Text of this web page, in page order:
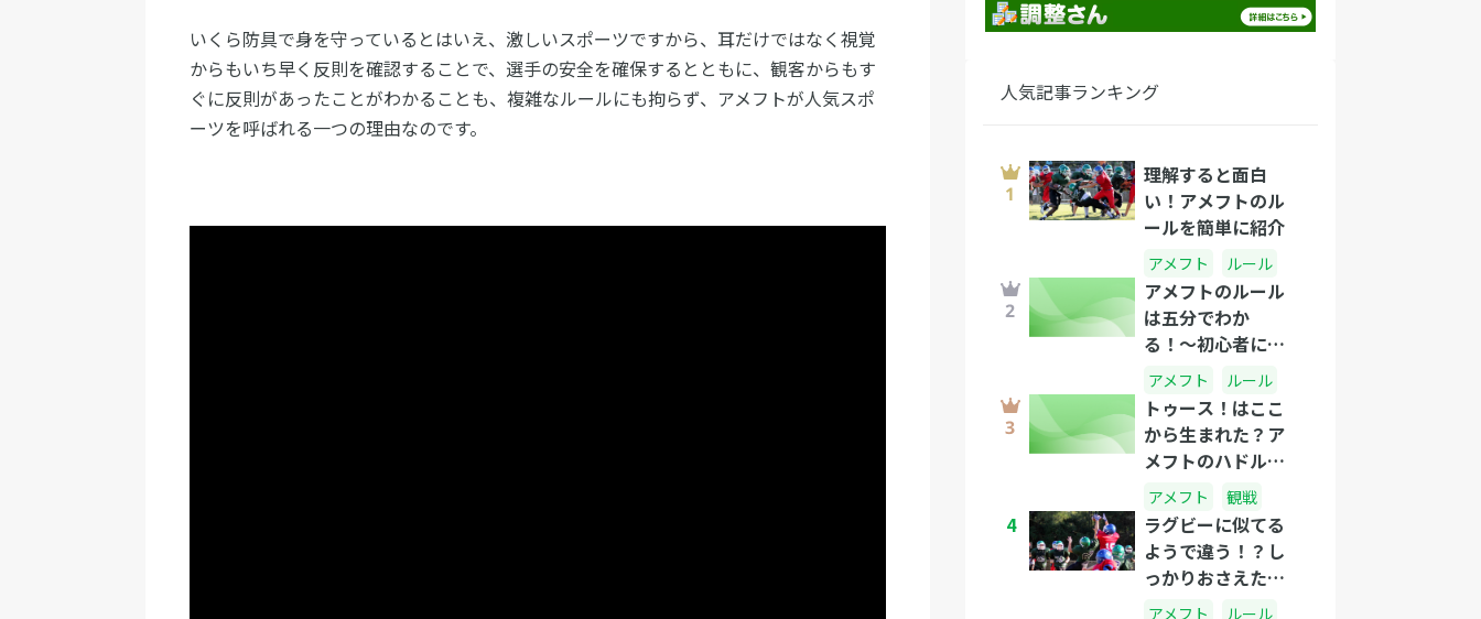
いくら防具で身を守っているとはいえ、激しいスポーツですから、耳だけではなく視覚
からもいち早く反則を確認することで、選手の安全を確保するとともに、観客からもす
ぐに反則があったことがわかることも、複雑なルールにも拘らず、アメフトが人気スポ
ーツを呼ばれる一つの理由なのです。
人気記事ランキング
理解すると面白
い！アメフトのル
ールを簡単に紹介
アメフト ルール
アメフトのルール
は五分でわか
る！〜初心者にも
わかるアメフト講
座〜
アメフト ルール
トゥース！はここ
から生まれた？ア
メフトのハドルと
は何か？
アメフト 観戦
4
ラグビーに似てる
ようで違う！？し
っかりおさえたい
アメフトの投げ方
アメフト ルール